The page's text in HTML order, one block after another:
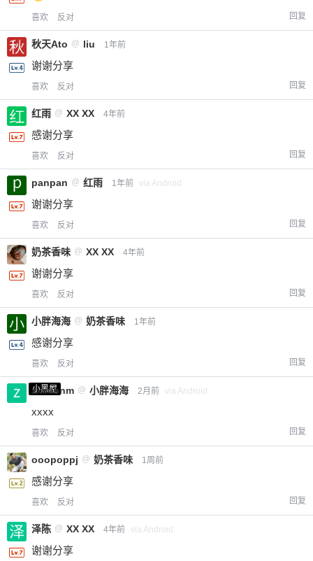
喜欢 反对 回复
秋天Ato @ liu 1年前
谢谢分享
喜欢 反对 回复
红雨 @ XX XX 4年前
感谢分享
喜欢 反对 回复
panpan @ 红雨 1年前 via Android
谢谢分享
喜欢 反对 回复
奶茶香味 @ XX XX 4年前
谢谢分享
喜欢 反对 回复
小胖海海 @ 奶茶香味 1年前
感谢分享
喜欢 反对 回复
小黑屋
zxcvbnm @ 小胖海海 2月前 via Android
xxxx
喜欢 反对 回复
ooopoppj @ 奶茶香味 1周前
感谢分享
喜欢 反对 回复
泽陈 @ XX XX 4年前 via Android
谢谢分享